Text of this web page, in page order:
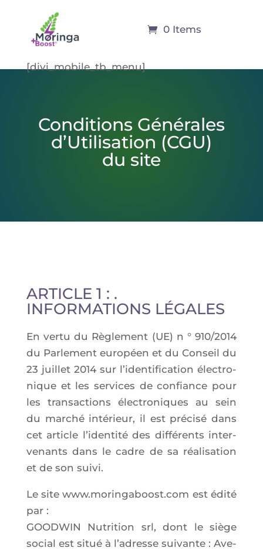
0 Items
[divi_mobile_tb_menu]
Conditions Générales
d’Utilisation (CGU)
du site
ARTICLE 1 : .
INFORMATIONS LÉGALES
En ver­tu du Règle­ment (UE) n ° 910/2014
du Par­le­ment euro­péen et du Conseil du
23 juillet 2014 sur l’identification élec­tro­
nique et les ser­vices de confiance pour
les tran­sac­tions élec­tro­niques au sein
du mar­ché inté­rieur, il est pré­ci­sé dans
cet article l’i­den­ti­té des dif­fé­rents inter­
ve­nants dans le cadre de sa réa­li­sa­tion
et de son suivi.
Le site www.moringaboost.com est édi­té
par :
GOODWIN Nutri­tion srl, dont le siège
social est situé à l’a­dresse sui­vante :Ave­